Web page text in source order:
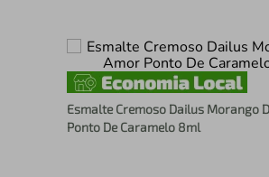
Esmalte Cremoso Dailus Morango
Ponto De Caramelo 8ml